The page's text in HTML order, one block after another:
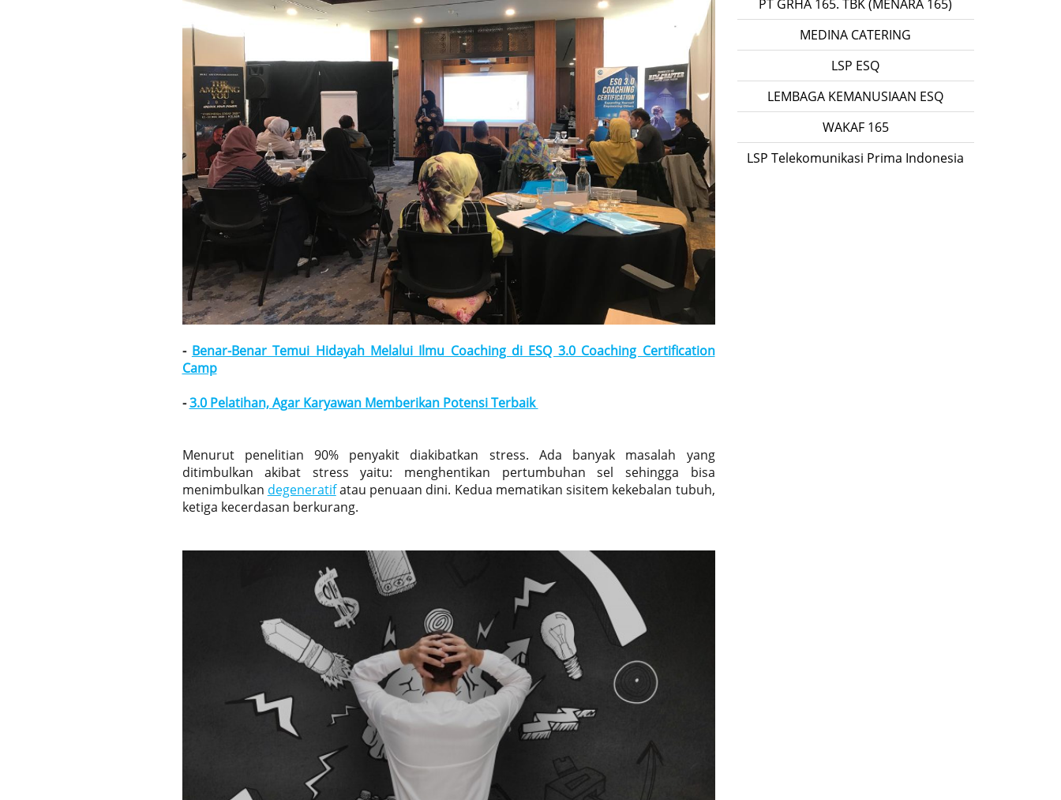
- Benar-Benar Temui Hidayah Melalui Ilmu Coaching di ESQ 3.0 Coaching Certification
Camp
- 3.0 Pelatihan, Agar Karyawan Memberikan Potensi Terbaik
Menurut penelitian 90% penyakit diakibatkan stress. Ada banyak masalah yang
ditimbulkan akibat stress yaitu: menghentikan pertumbuhan sel sehingga bisa
menimbulkan degeneratifatau penuaan dini. Kedua mematikan sisitem kekebalan tubuh,
ketiga kecerdasan berkurang.
PT GRHA 165. TBK (MENARA 165)
MEDINA CATERING
LSP ESQ
LEMBAGA KEMANUSIAAN ESQ
WAKAF 165
LSP Telekomunikasi Prima Indonesia